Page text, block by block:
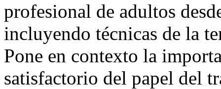
profesional de adultos
incluyendo técnicas de la
Pone en contexto la
satisfactorio del papel del